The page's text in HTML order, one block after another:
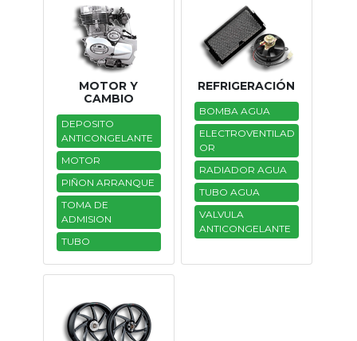
MOTOR Y
CAMBIO
DEPOSITO
ANTICONGELANTE
MOTOR
PIÑON ARRANQUE
TOMA DE
ADMISION
TUBO
REFRIGERACIÓN
BOMBA AGUA
ELECTROVENTILAD
OR
RADIADOR AGUA
TUBO AGUA
VALVULA
ANTICONGELANTE